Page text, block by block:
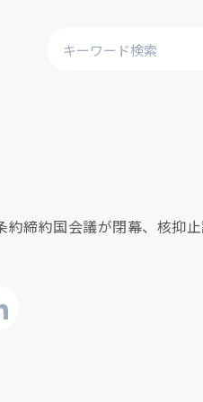
締約国会議が閉幕、核抑